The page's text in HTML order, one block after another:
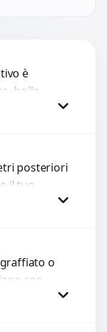
è
bolle,
morti?
posteriori
il tuo
di alta
o
con
per 3